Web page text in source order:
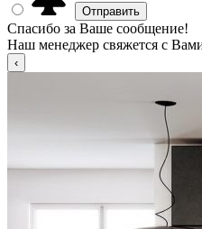
Спасибо за Ваше сообщение!
Наш менеджер свяжется с